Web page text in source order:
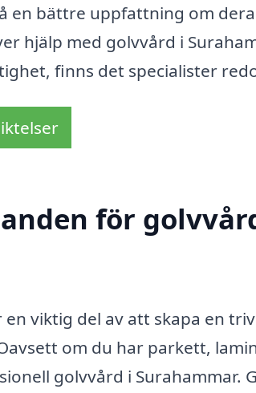
en bättre uppfattning om
hjälp med golvvård i
finns det specialister
för
viktig del av att skapa en
om du har parkett,
golvvård i Surahammar.